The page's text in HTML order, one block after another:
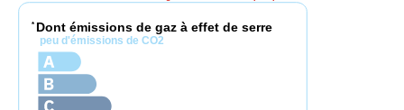
* Dont émissions de gaz à effet de serre
peu d'émissions de CO2